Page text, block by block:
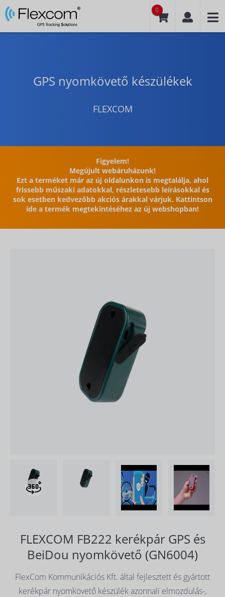
0
GPS nyomkövető készülékek
FLEXCOM
Figyelem!
Megújult webáruházunk!
Ezt a terméket már az új oldalunkon is megtalálja, ahol
frissebb műszaki adatokkal, részletesebb leírásokkal és
sok esetben kedvezőbb akciós árakkal várjuk. Kattintson
ide a termék megtekintéséhez az új webshopban!
FLEXCOM FB222 kerékpár GPS és
BeiDou nyomkövető (GN6004)
FlexCom Kommunikációs Kft. által fejlesztett és gyártott
kerékpár nyomkövető készülék azonnali elmozdulás-,